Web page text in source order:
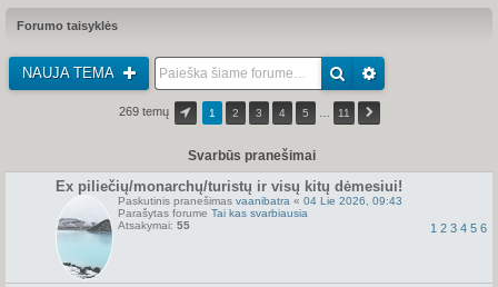
Forumo taisyklės
NAUJA TEMA
269 temų 1 2 3 4 5 11
Svarbūs pranešimai
Ex piliečių/monarchų/turistų ir visų kitų dėmesiui!
Paskutinis pranešimas vaanibatra « 04 Lie 2026, 09:43
Parašytas forume Tai kas svarbiausia
Atsakymai: 55 1 2 3 4 5 6